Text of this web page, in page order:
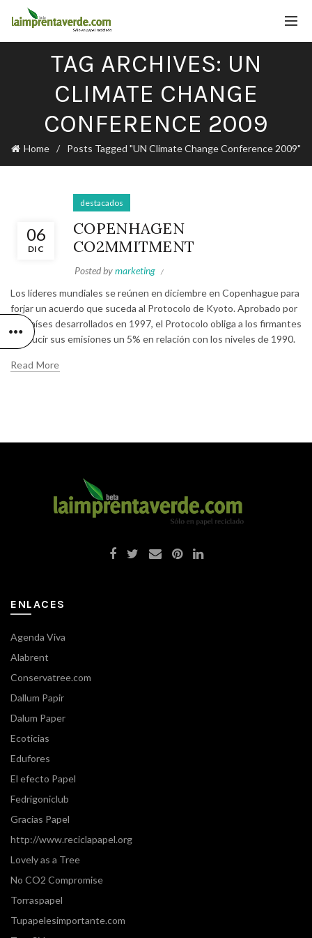
TAG ARCHIVES: UN
CLIMATE CHANGE
CONFERENCE 2009
Home Posts Tagged "UN Climate Change Conference 2009"
06
DIC
destacados
COPENHAGEN
CO2MMITMENT
Posted bymarketing
Los líderes mundiales se reúnen en diciembre en Copenhague para
forjar un acuerdo que suceda al Protocolo de Kyoto. Aprobado por
los países desarrollados en 1997, el Protocolo obliga a los firmantes
a reducir sus emisiones un 5% en relación con los niveles de 1990.
Read More
ENLACES
Agenda Viva
Alabrent
Conservatree.com
Dallum Papir
Dalum Paper
Ecoticias
Edufores
El efecto Papel
Fedrigoniclub
Gracias Papel
http://www.reciclapapel.org
Lovely as a Tree
No CO2 Compromise
Torraspapel
Tupapelesimportante.com